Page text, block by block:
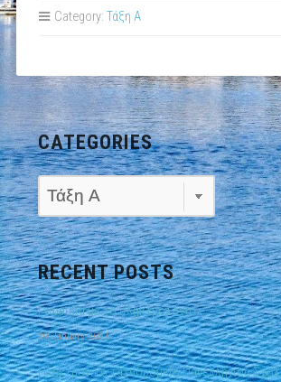
Category: Τάξη Α
CATEGORIES
Categories
RECENT POSTS
Γνωριμία με το πληκτρολόγιο
29 January 2021
Ηλεκτρονικό ταχυδρομείο Πανελλήνιου